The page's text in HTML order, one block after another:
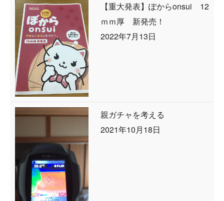
【重大発表】ぽからonsui 12
ｍｍ厚 新発売！
2022年7月13日
親ガチャを考える
2021年10月18日